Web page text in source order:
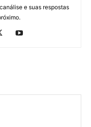
e suas respostas